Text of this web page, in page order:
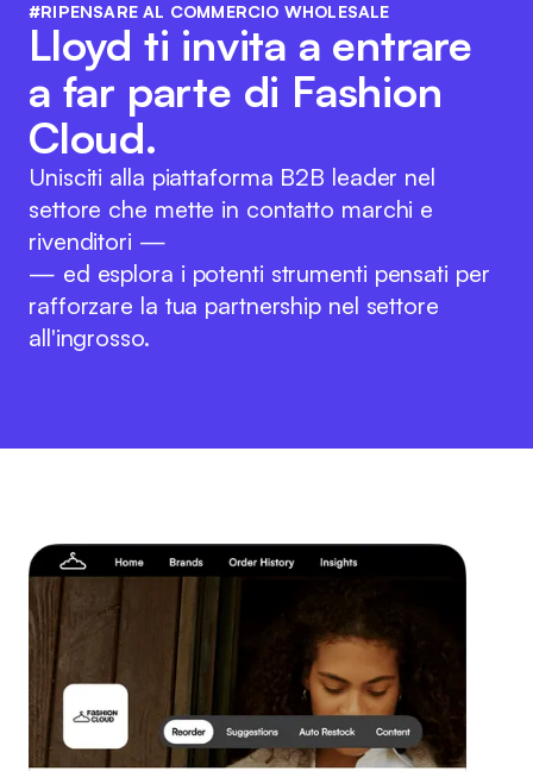
#RIPENSARE AL COMMERCIO WHOLESALE
Lloyd ti invita a entrare
a far parte di Fashion
Cloud.
Unisciti alla piattaforma B2B leader nel
settore che mette in contatto marchi e
rivenditori —
— ed esplora i potenti strumenti pensati per
rafforzare la tua partnership nel settore
all'ingrosso.